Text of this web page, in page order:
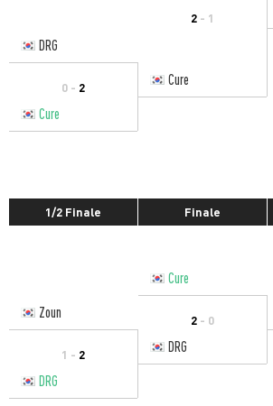
2 - 1
DRG
0 - 2
Cure
Cure
1/2 Finale Finale
Cure
Zoun
2 - 0
1 - 2
DRG
DRG